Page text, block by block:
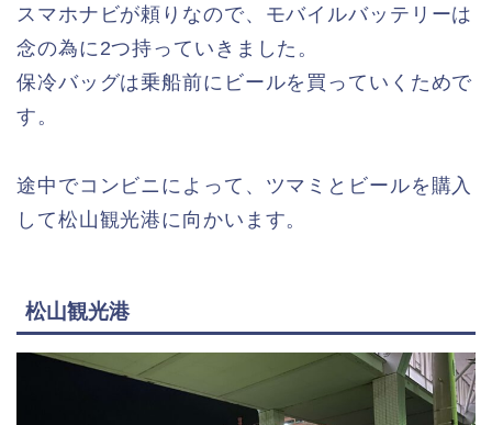
スマホナビが頼りなので、モバイルバッテリーは
念の為に2つ持っていきました。
保冷バッグは乗船前にビールを買っていくためで
す。
途中でコンビニによって、ツマミとビールを購入
して松山観光港に向かいます。
松山観光港